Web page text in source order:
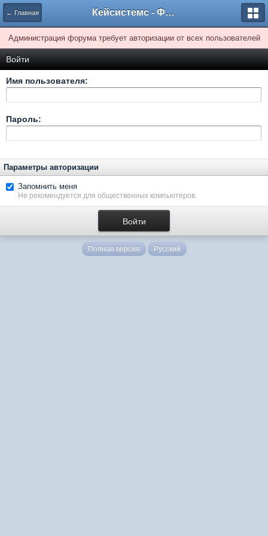
← Главная Кейсистемс - Форумы
Администрация форума требует авторизации от всех пользователей
Войти
Имя пользователя:
Пароль:
Параметры авторизации
Запомнить меня
Не рекомендуется для общественных компьютеров.
Полная версия Русский